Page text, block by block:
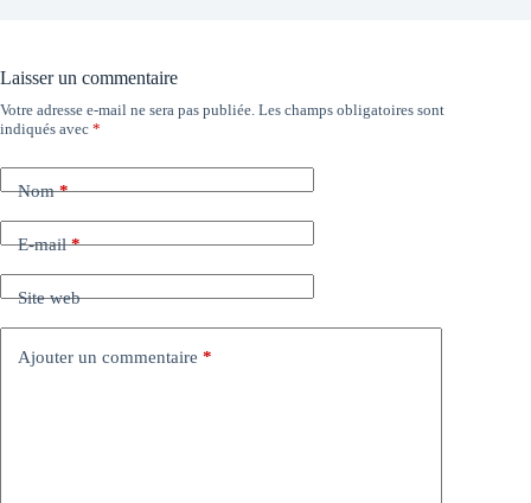
Laisser un commentaire
Votre adresse e-mail ne sera pas publiée. Les champs obligatoires sont
indiqués avec *
Nom*
E-mail*
Site web
Ajouter un commentaire *